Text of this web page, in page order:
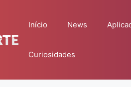
Início News
Curiosidades